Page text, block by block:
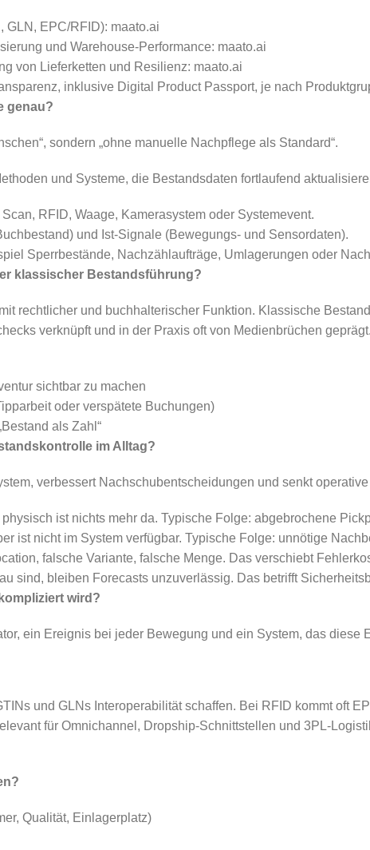
GLN, EPC/RFID): maato.ai
und Warehouse-Performance: maato.ai
von Lieferketten und Resilienz: maato.ai
inklusive Digital Product Passport, je nach
genau?
sondern „ohne manuelle Nachpflege als Standard“.
und Systeme, die Bestandsdaten fortlaufend
RFID, Waage, Kamerasystem oder Systemevent.
und Ist-Signale (Bewegungs- und Sensordaten).
Sperrbestände, Nachzählaufträge, Umlagerungen oder
klassischer Bestandsführung?
rechtlicher und buchhalterischer Funktion. Klassische
verknüpft und in der Praxis oft von Medienbrüchen
sichtbar zu machen
oder verspätete Buchungen)
als Zahl“
im Alltag?
verbessert Nachschubentscheidungen und senkt
ist nichts mehr da. Typische Folge: abgebrochene
ist nicht im System verfügbar. Typische Folge: unnötige
falsche Variante, falsche Menge. Das verschiebt
sind, bleiben Forecasts unzuverlässig. Das betrifft
wird?
ein Ereignis bei jeder Bewegung und ein System, das diese
und GLNs Interoperabilität schaffen. Bei RFID kommt oft
für Omnichannel, Dropship-Schnittstellen und 3PL-
Qualität, Einlagerplatz)